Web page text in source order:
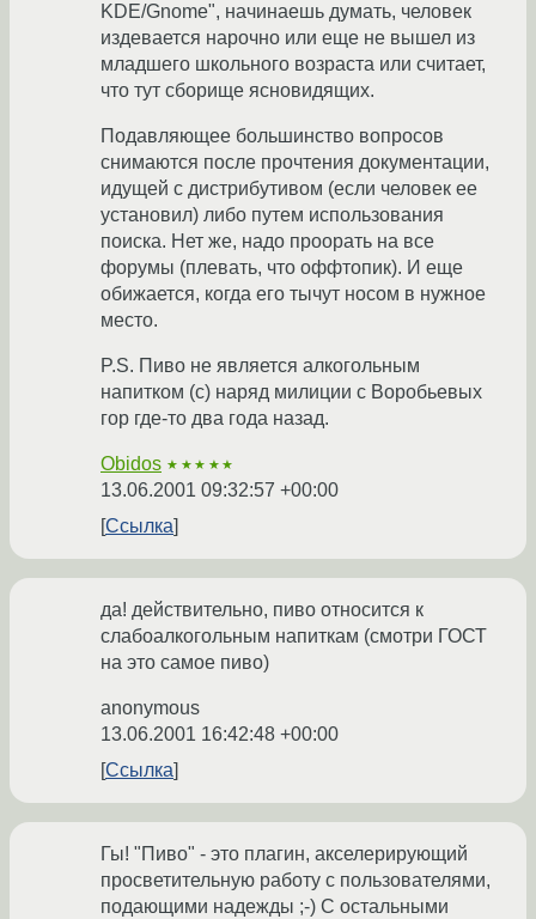
KDE/Gnome", начинаешь думать, человек
издевается нарочно или еще не вышел из
младшего школьного возраста или считает,
что тут сборище ясновидящих.
Подавляющее большинство вопросов
снимаются после прочтения документации,
идущей с дистрибутивом (если человек ее
установил) либо путем использования
поиска. Нет же, надо проорать на все
форумы (плевать, что оффтопик). И еще
обижается, когда его тычут носом в нужное
место.
P.S. Пиво не является алкогольным
напитком (с) наряд милиции с Воробьевых
гор где-то два года назад.
Obidos ★★★★★
13.06.2001 09:32:57 +00:00
Ссылка
да! действительно, пиво относится к
слабоалкогольным напиткам (смотри ГОСТ
на это самое пиво)
anonymous
13.06.2001 16:42:48 +00:00
Ссылка
Гы! "Пиво" - это плагин, акселерирующий
просветительную работу с пользователями,
подающими надежды ;-) С остальными